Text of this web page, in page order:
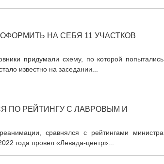
НА СЕБЯ 11 УЧАСТКОВ
придумали схему, по которой попытались
известно на заседании...
ПО РЕЙТИНГУ С ЛАВРОВЫМ И
сравнялся с рейтингами министра
года провел «Левада-центр»...